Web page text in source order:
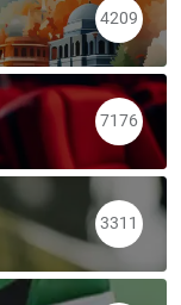
4209
7176
3311